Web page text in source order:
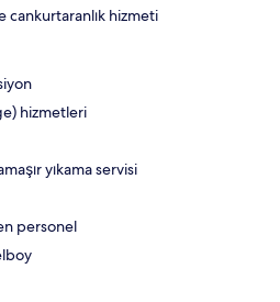
cankurtaranlık hizmeti
hizmetleri
yıkama servisi
personel